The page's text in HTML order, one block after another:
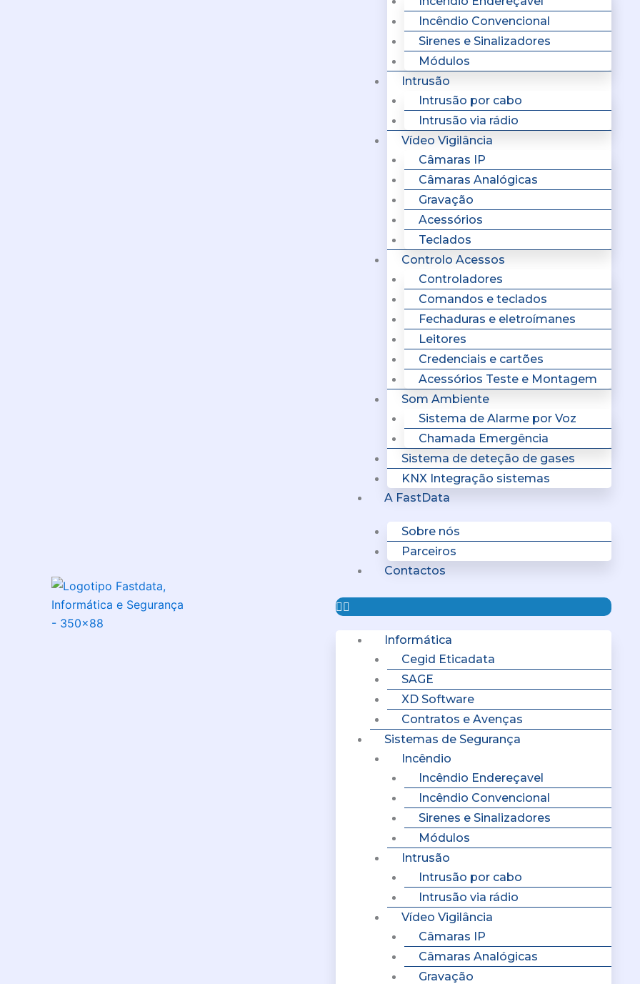
Incêndio Convencional
Sirenes e Sinalizadores
Módulos
Intrusão
Intrusão por cabo
Intrusão via rádio
Vídeo Vigilância
Câmaras IP
Câmaras Analógicas
Gravação
Acessórios
Teclados
Controlo Acessos
Controladores
Comandos e teclados
Fechaduras e eletroímanes
Leitores
Credenciais e cartões
Acessórios Teste e Montagem
Som Ambiente
Sistema de Alarme por Voz
Chamada Emergência
Sistema de deteção de gases
KNX Integração sistemas
A FastData
Sobre nós
Parceiros
Contactos
Informática
Cegid Eticadata
SAGE
XD Software
Contratos e Avenças
Sistemas de Segurança
Incêndio
Incêndio Endereçavel
Incêndio Convencional
Sirenes e Sinalizadores
Módulos
Intrusão
Intrusão por cabo
Intrusão via rádio
Vídeo Vigilância
Câmaras IP
Câmaras Analógicas
Gravação